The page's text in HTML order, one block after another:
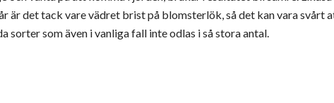
är det tack vare vädret brist på blomsterlök, så det kan vara svårt
sorter som även i vanliga fall inte odlas i så stora antal.